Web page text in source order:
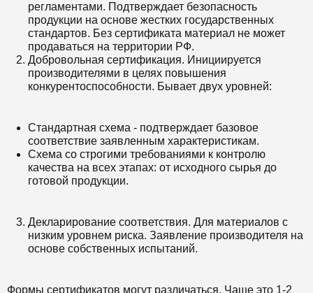
регламентами. Подтверждает безопасность
продукции на основе жестких государственных
стандартов. Без сертификата материал не может
продаваться на территории РФ.
Добровольная сертификация. Инициируется
производителями в целях повышения
конкурентоспособности. Бывает двух уровней:
Стандартная схема - подтверждает базовое
соответствие заявленным характеристикам.
Схема со строгими требованиями к контролю
качества на всех этапах: от исходного сырья до
готовой продукции.
Декларирование соответствия. Для материалов с
низким уровнем риска. Заявление производителя на
основе собственных испытаний.
Формы сертификатов могут различаться. Чаще это 1-2